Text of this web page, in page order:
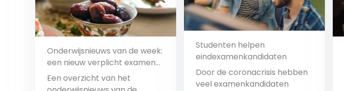
Onderwijsnieuws van de week:
een nieuw verplicht examen
en iftar op school
Een overzicht van het
Studenten helpen
eindexamenkandidaten
Door de coronacrisis hebben
veel examenkandidaten